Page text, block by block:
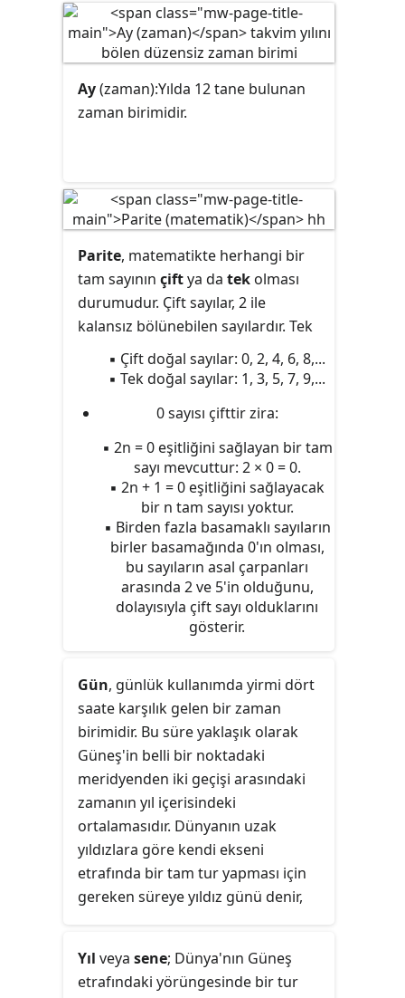
Ay(zaman):Yılda 12 tane bulunan
zaman birimidir.
Parite, matematikte herhangi bir
tam sayının çiftya da tek olması
durumudur. Çift sayılar, 2 ile
kalansız bölünebilen sayılardır. Tek
sayılar ise 2 ile kalansız
bölünemeyen sayılardır. Örneğin
her ikisi de çift olduğu için "aynı
pariteye sahip" kabul edilirler.
▪ Çift doğal sayılar: 0, 2, 4, 6, 8,...
▪ Tek doğal sayılar: 1, 3, 5, 7, 9,...
0 sayısı çifttir zira:
▪ 2n = 0 eşitliğini sağlayan bir tam
sayı mevcuttur: 2 × 0 = 0.
▪ 2n + 1 = 0 eşitliğini sağlayacak
bir n tam sayısı yoktur.
▪ Birden fazla basamaklı sayıların
birler basamağında 0'ın olması,
bu sayıların asal çarpanları
arasında 2 ve 5'in olduğunu,
dolayısıyla çift sayı olduklarını
gösterir.
Gün, günlük kullanımda yirmi dört
saate karşılık gelen bir zaman
birimidir. Bu süre yaklaşık olarak
Güneş'in belli bir noktadaki
meridyenden iki geçişi arasındaki
zamanın yıl içerisindeki
ortalamasıdır. Dünyanın uzak
yıldızlara göre kendi ekseni
etrafında bir tam tur yapması için
gereken süreye yıldız günü denir,
Yıl veya sene; Dünya'nın Güneş
etrafındaki yörüngesinde bir tur